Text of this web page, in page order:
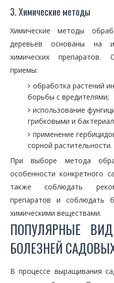
3. Химические методы
Химические методы
деревьев основаны на
химических
приемы:
обработка растений
борьбы с вредителями;
использование
грибковыми и
применение
сорной растительности.
При выборе метода
особенности конкретного
также соблюдать
препаратов и соблюдать
химическими веществами.
ПОПУЛЯРНЫЕ
БОЛЕЗНЕЙ
В процессе выращивания